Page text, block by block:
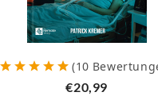
(10
€20,99